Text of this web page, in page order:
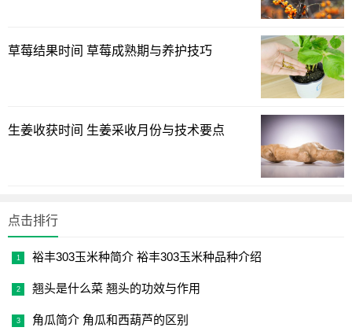
草莓结果时间 草莓成熟期与养护技巧
生姜收获时间 生姜采收月份与技术要点
点击排行
裕丰303玉米种简介 裕丰303玉米种品种介绍
翘头是什么菜 翘头的功效与作用
角瓜简介 角瓜和西葫芦的区别